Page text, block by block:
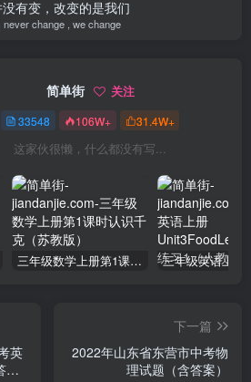
有变，改变的是我们
never change , we change
简单街 关注
33548 106W+ 31.4W+
这家伙很懒，什么都没有写...
三年级数学上册第1课时认识千克（苏教版）
英
下一篇
2022年山东省东营市中考物
理试题（含答案）